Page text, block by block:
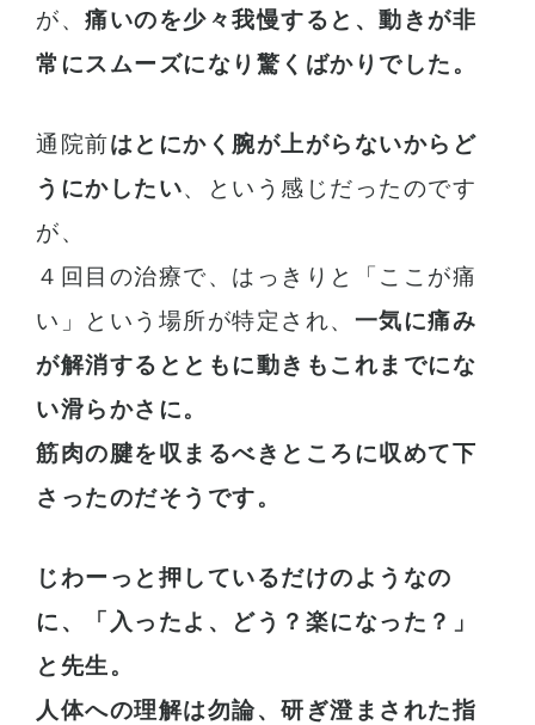
が、 痛いのを少々我慢すると、動きが非
常にスムーズになり驚くばかりでした。
通院前はとにかく腕が上がらないからど
うにかしたい、という感じだったのです
が、
４回目の治療で、はっきりと「ここが痛
い」という場所が特定され、 一気に痛み
が解消するとともに動きもこれまでにな
い滑らかさに。
筋肉の腱を収まるべきところに収めて下
さったのだそうです。
じわーっと押しているだけのようなの
に、「入ったよ、どう？楽になった？」
と先生。
人体への理解は勿論、研ぎ澄まされた指